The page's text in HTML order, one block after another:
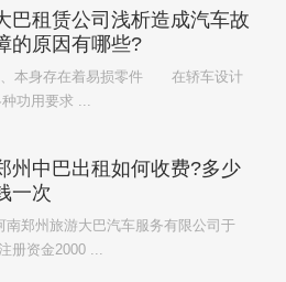
巴租赁公司浅析造成汽车故
的原因有哪些?
本身存在着易损零件 在轿车设计
功用要求 ...
州中巴出租如何收费?多少
一次
南郑州旅游大巴汽车服务有限公司于
册资金2000 ...